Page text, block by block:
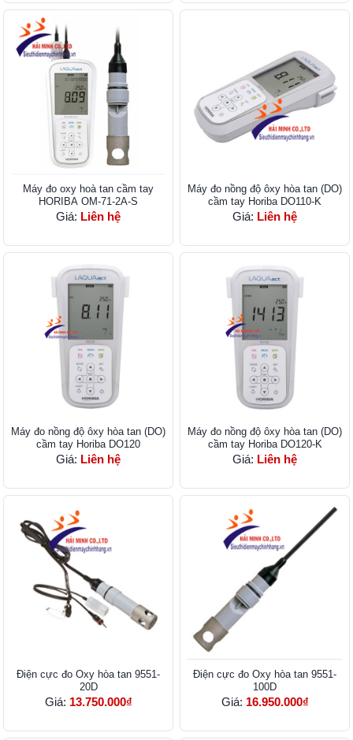
Máy đo oxy hoà tan cầm tay
HORIBA OM-71-2A-S
Giá: Liên hệ
Máy đo nồng độ ôxy hòa tan (DO)
cầm tay Horiba DO110-K
Giá: Liên hệ
Máy đo nồng độ ôxy hòa tan (DO)
cầm tay Horiba DO120
Giá: Liên hệ
Máy đo nồng độ ôxy hòa tan (DO)
cầm tay Horiba DO120-K
Giá: Liên hệ
Điện cực đo Oxy hòa tan 9551-
20D
Giá: 13.750.000₫
Điện cực đo Oxy hòa tan 9551-
100D
Giá: 16.950.000₫